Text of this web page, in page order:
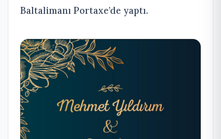
Baltalimanı Portaxe’de yaptı.